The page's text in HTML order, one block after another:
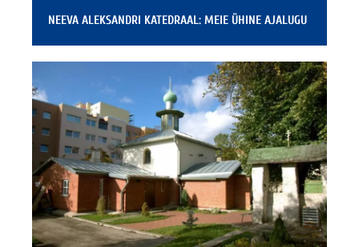
NEEVA ALEKSANDRI KATEDRAAL: MEIE ÜHINE AJALUGU